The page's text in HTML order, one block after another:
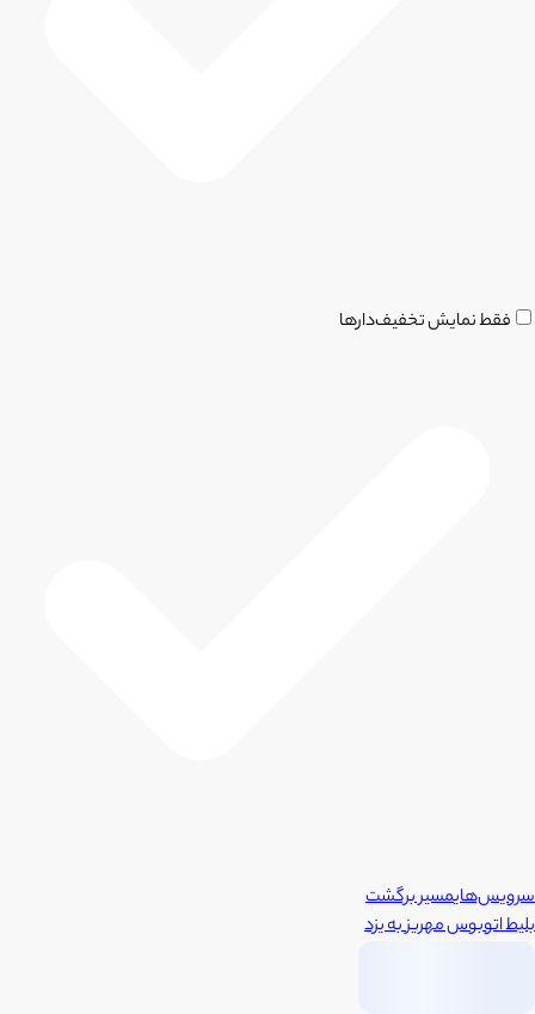
فقط نمایش تخفیف‌دارها
سرویس‌هایمسیر برگشت
بلیط اتوبوسمهریزبهیزد